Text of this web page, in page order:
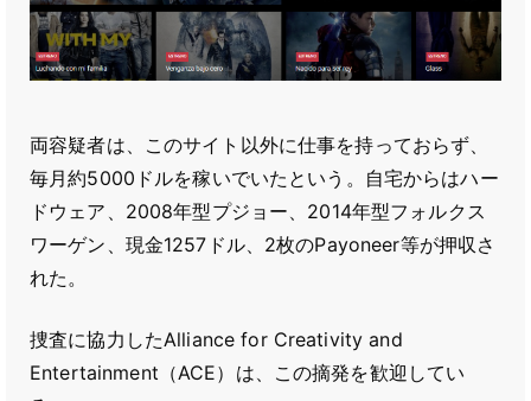
両容疑者は、このサイト以外に仕事を持っておらず、
毎月約5000ドルを稼いでいたという。自宅からはハー
ドウェア、2008年型プジョー、2014年型フォルクス
ワーゲン、現金1257ドル、2枚のPayoneer等が押収さ
れた。
捜査に協力したAlliance for Creativity and
Entertainment（ACE）は、この摘発を歓迎してい